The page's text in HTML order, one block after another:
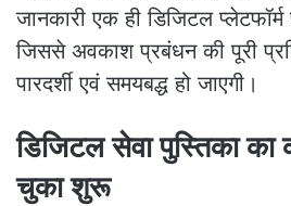
जानकारी एक ही डिजिटल
जिससे अवकाश प्रबंधन की पूरी
पारदर्शी एवं समयबद्ध हो जाएगी।
डिजिटल सेवा पुस्तिका का
चुका शुरू